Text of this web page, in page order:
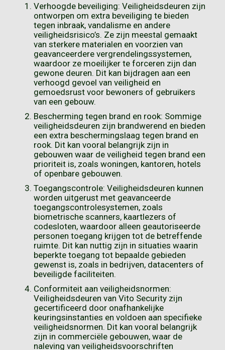
Verhoogde beveiliging: Veiligheidsdeuren zijn
ontworpen om extra beveiliging te bieden
tegen inbraak, vandalisme en andere
veiligheidsrisico’s. Ze zijn meestal gemaakt
van sterkere materialen en voorzien van
geavanceerdere vergrendelingssystemen,
waardoor ze moeilijker te forceren zijn dan
gewone deuren. Dit kan bijdragen aan een
verhoogd gevoel van veiligheid en
gemoedsrust voor bewoners of gebruikers
van een gebouw.
Bescherming tegen brand en rook: Sommige
veiligheidsdeuren zijn brandwerend en bieden
een extra beschermingslaag tegen brand en
rook. Dit kan vooral belangrijk zijn in
gebouwen waar de veiligheid tegen brand een
prioriteit is, zoals woningen, kantoren, hotels
of openbare gebouwen.
Toegangscontrole: Veiligheidsdeuren kunnen
worden uitgerust met geavanceerde
toegangscontrolesystemen, zoals
biometrische scanners, kaartlezers of
codesloten, waardoor alleen geautoriseerde
personen toegang krijgen tot de betreffende
ruimte. Dit kan nuttig zijn in situaties waarin
beperkte toegang tot bepaalde gebieden
gewenst is, zoals in bedrijven, datacenters of
beveiligde faciliteiten.
Conformiteit aan veiligheidsnormen:
Veiligheidsdeuren van Vito Security zijn
gecertificeerd door onafhankelijke
keuringsinstanties en voldoen aan specifieke
veiligheidsnormen. Dit kan vooral belangrijk
zijn in commerciële gebouwen, waar de
naleving van veiligheidsvoorschriften